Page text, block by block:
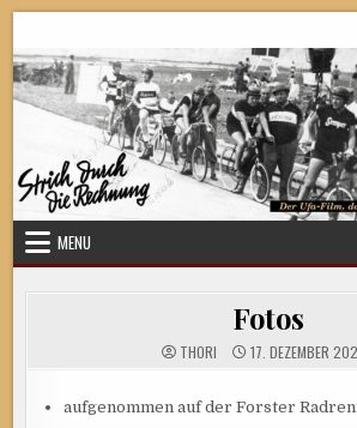
content
Strich durch die
MENU
Fotos
THORI 17. DEZEMBER
aufgenommen auf der Forster